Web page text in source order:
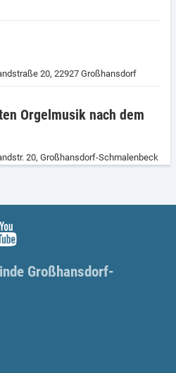
20, 22927 Großhansdorf
Orgelmusik nach dem
20, Großhansdorf-Schmalenbeck
Großhansdorf-